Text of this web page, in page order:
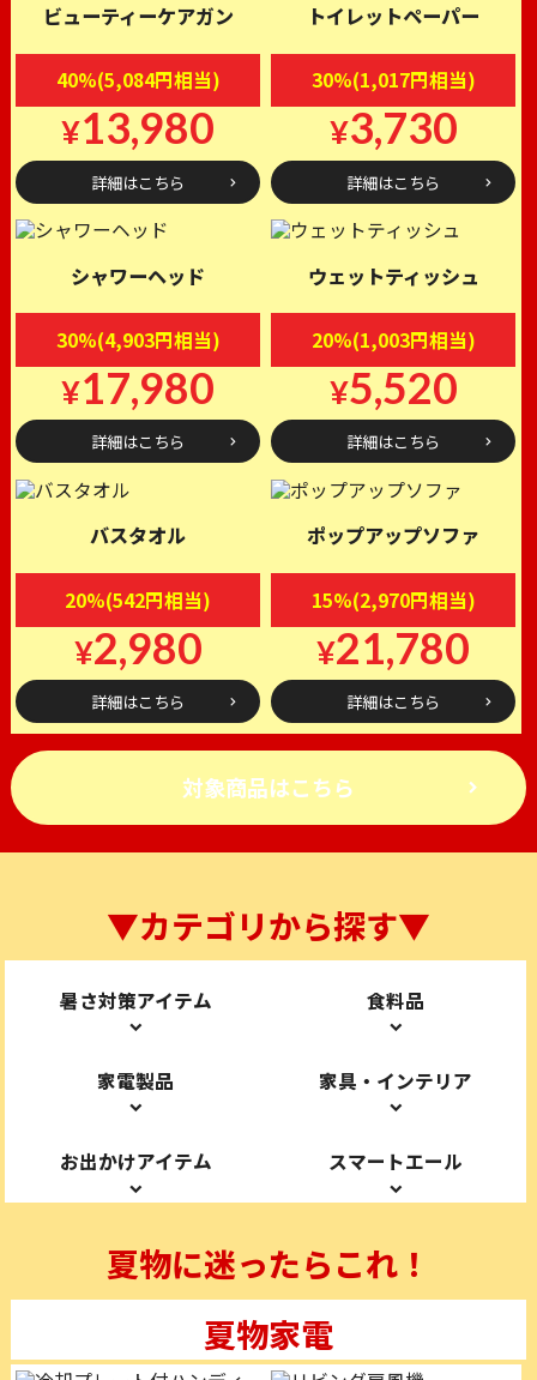
ビューティーケアガン
40%(5,084円相当)
¥13,980
詳細はこちら
トイレットペーパー
30%(1,017円相当)
¥3,730
詳細はこちら
シャワーヘッド
30%(4,903円相当)
¥17,980
詳細はこちら
ウェットティッシュ
20%(1,003円相当)
¥5,520
詳細はこちら
バスタオル
20%(542円相当)
¥2,980
詳細はこちら
ポップアップソファ
15%(2,970円相当)
¥21,780
詳細はこちら
対象商品はこちら
▼カテゴリから探す▼
暑さ対策アイテム 食料品
家電製品 家具・インテリア
お出かけアイテム スマートエール
夏物に迷ったらこれ！
夏物家電